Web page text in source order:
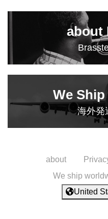
about
We
海外発
about
We ship
United